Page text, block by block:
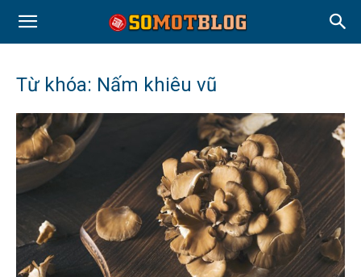
Từ khóa: Nấm khiêu vũ